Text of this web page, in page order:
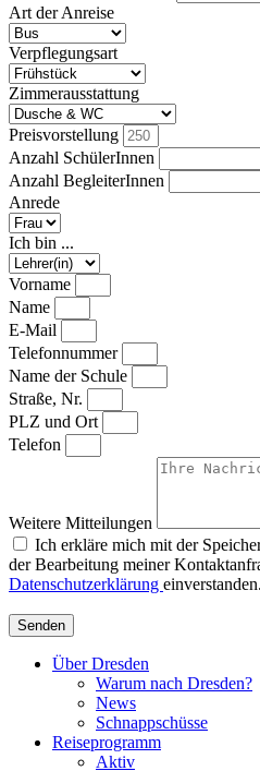
Art der Anreise
Verpflegungsart
Zimmerausstattung
Preisvorstellung
Anzahl SchülerInnen
Anzahl BegleiterInnen
Anrede
Ich bin ...
Vorname
Name
E-Mail
Telefonnummer
Name der Schule
Straße, Nr.
PLZ und Ort
Telefon
Weitere Mitteilungen
Ich erkläre mich mit der
der Bearbeitung meiner
Datenschutzerklärung einverstanden.
Senden
Über Dresden
Warum nach Dresden?
News
Schnappschüsse
Reiseprogramm
Aktiv